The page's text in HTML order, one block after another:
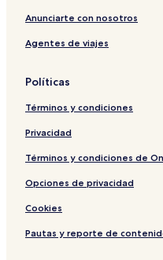
Anunciarte con nosotros
Agentes de viajes
Políticas
Términos y condiciones
Privacidad
Términos y condiciones de
Opciones de privacidad
Cookies
Pautas y reporte de